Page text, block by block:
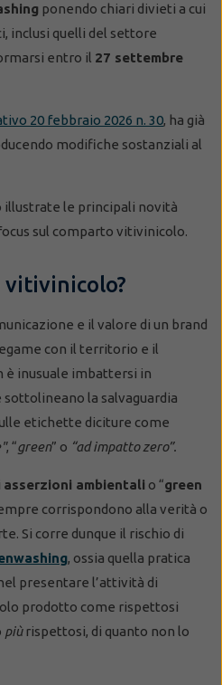
ponendo chiari divieti a cui
inclusi quelli del settore
entro il 27 settembre
20 febbraio 2026 n. 30, ha già
modifiche sostanziali al
illustrate le principali novità
sul comparto vitivinicolo.
vitivinicolo?
e il valore di un brand
con il territorio e il
è inusuale imbattersi in
la salvaguardia
etichette diciture come
, “green” o “ad impatto zero”.
asserzioni ambientali o “green
corrispondono alla verità o
Si corre dunque il rischio di
, ossia quella pratica
presentare l’attività di
prodotto come rispettosi
piùrispettosi, di quanto non lo